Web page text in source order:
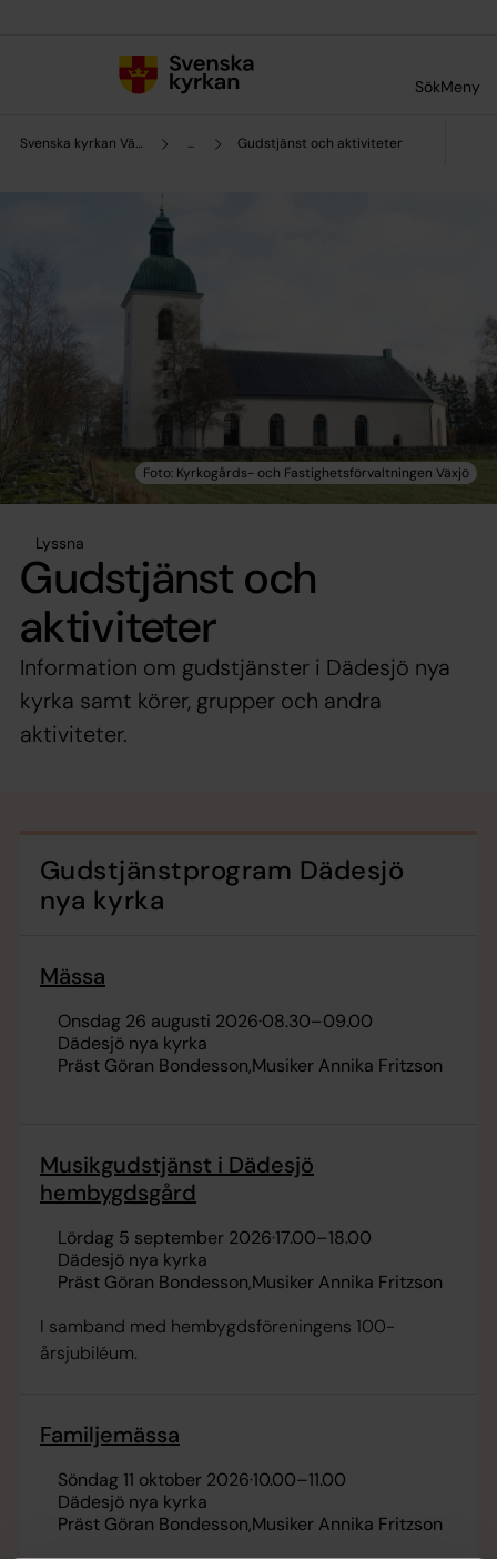
SökMeny
Svenska kyrkan Växjö ... Gudstjänst och aktiviteter
Lyssna
Gudstjänst och
aktiviteter
Information om gudstjänster i Dädesjö nya
kyrka samt körer, grupper och andra
aktiviteter.
Gudstjänstprogram Dädesjö
nya kyrka
Mässa
onsdag 26 augusti 2026·08.30–09.00
Dädesjö nya kyrka
Präst Göran Bondesson Musiker Annika Fritzson
Musikgudstjänst i Dädesjö
hembygdsgård
lördag 5 september 2026·17.00–18.00
Dädesjö nya kyrka
Präst Göran Bondesson Musiker Annika Fritzson
I samband med hembygdsföreningens 100-
årsjubiléum.
Familjemässa
söndag 11 oktober 2026·10.00–11.00
Dädesjö nya kyrka
Präst Göran Bondesson Musiker Annika Fritzson